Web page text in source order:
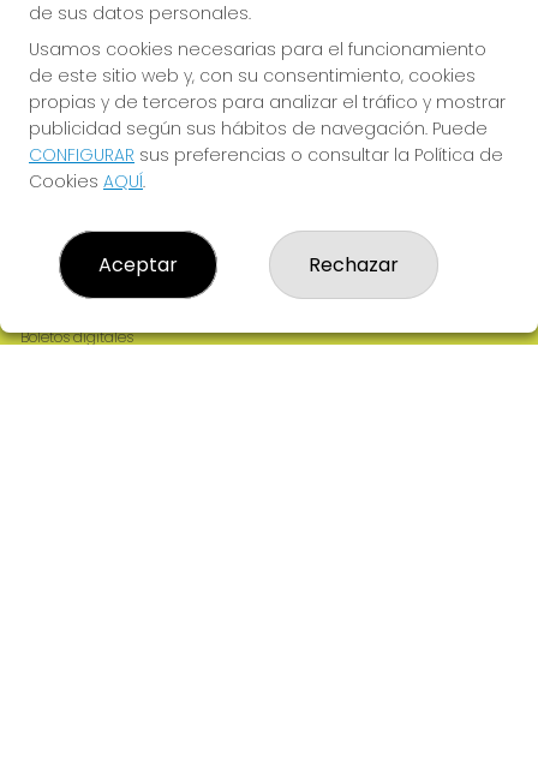
Imagen anterior
LOTERÍA MARTÍN MESA
Resultados
Contacto
Empresas
Boletos digitales
de sus datos personales.
Usamos cookies necesarias para el funcionamiento
de este sitio web y, con su consentimiento, cookies
propias y de terceros para analizar el tráfico y mostrar
publicidad según sus hábitos de navegación. Puede
CONFIGURAR sus preferencias o consultar la Política de
Cookies AQUÍ.
Aceptar Rechazar